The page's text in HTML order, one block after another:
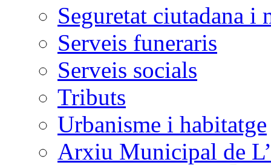
Seguretat ciutadana i
Serveis funeraris
Serveis socials
Tributs
Urbanisme i habitatge
Arxiu Municipal de